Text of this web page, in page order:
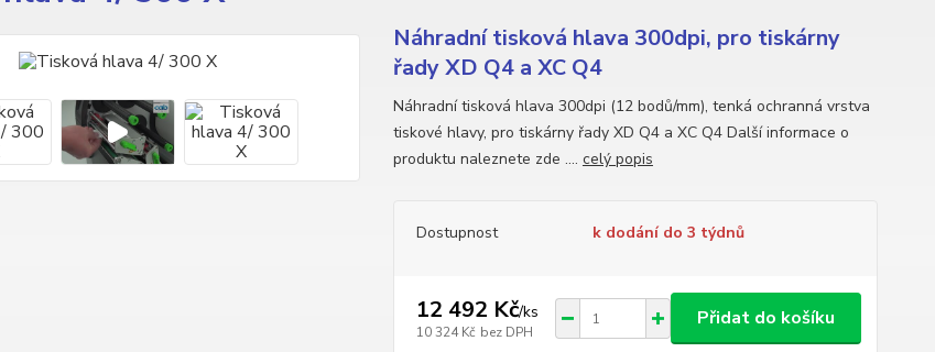
Náhradní tisková hlava 300dpi, pro tiskárny
řady XD Q4 a XC Q4
Náhradní tisková hlava 300dpi (12 bodů/mm), tenká ochranná vrstva
tiskové hlavy, pro tiskárny řady XD Q4 a XC Q4 Další informace o
produktu naleznete zde .... celý popis
Dostupnost k dodání do 3 týdnů
12 492 Kč/ks
10 324 Kč bez DPH
Přidat do košíku